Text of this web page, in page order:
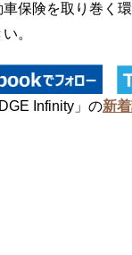
車保険を取り巻く
。
Infinity」の新